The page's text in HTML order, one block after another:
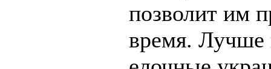
позволит им
время. Лучше